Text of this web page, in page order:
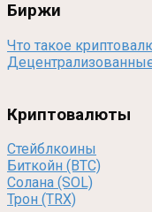
Биржи
Что такое
Криптовалюты
Стейблкоины
Биткойн (BTC)
Солана (SOL)
Трон (TRX)